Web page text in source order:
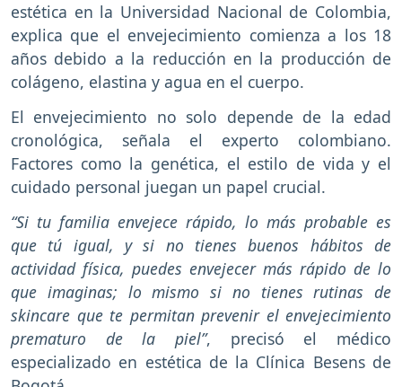
estética en la Universidad Nacional de Colombia,
explica que el envejecimiento comienza a los 18
años debido a la reducción en la producción de
colágeno, elastina y agua en el cuerpo.
El envejecimiento no solo depende de la edad
cronológica, señala el experto colombiano.
Factores como la genética, el estilo de vida y el
cuidado personal juegan un papel crucial.
“Si tu familia envejece rápido, lo más probable es
que tú igual, y si no tienes buenos hábitos de
actividad física, puedes envejecer más rápido de lo
que imaginas; lo mismo si no tienes rutinas de
skincare que te permitan prevenir el envejecimiento
prematuro de la piel”, precisó el médico
especializado en estética de la Clínica Besens de